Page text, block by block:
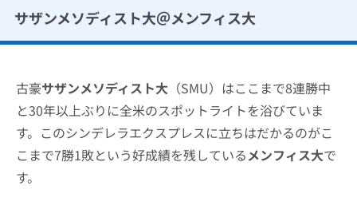
サザンメソディスト大＠メンフィス大
古豪サザンメソディスト大 （SMU）はここまで8連勝中
と30年以上ぶりに全米のスポットライトを浴びていま
す。このシンデレラエクスプレスに立ちはだかるのがこ
こまで7勝1敗という好成績を残しているメンフィス大で
す。